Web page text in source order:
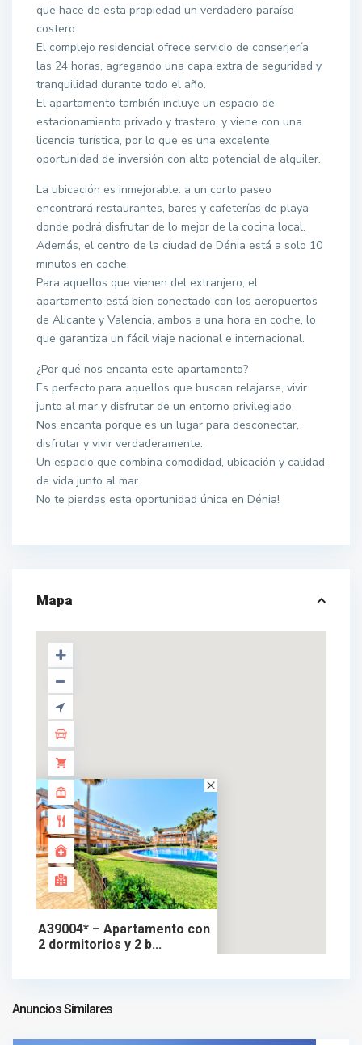
que hace de esta propiedad un verdadero paraíso
costero.
El complejo residencial ofrece servicio de conserjería
las 24 horas, agregando una capa extra de seguridad y
tranquilidad durante todo el año.
El apartamento también incluye un espacio de
estacionamiento privado y trastero, y viene con una
licencia turística, por lo que es una excelente
oportunidad de inversión con alto potencial de alquiler.
La ubicación es inmejorable: a un corto paseo
encontrará restaurantes, bares y cafeterías de playa
donde podrá disfrutar de lo mejor de la cocina local.
Además, el centro de la ciudad de Dénia está a solo 10
minutos en coche.
Para aquellos que vienen del extranjero, el
apartamento está bien conectado con los aeropuertos
de Alicante y Valencia, ambos a una hora en coche, lo
que garantiza un fácil viaje nacional e internacional.
¿Por qué nos encanta este apartamento?
Es perfecto para aquellos que buscan relajarse, vivir
junto al mar y disfrutar de un entorno privilegiado.
Nos encanta porque es un lugar para desconectar,
disfrutar y vivir verdaderamente.
Un espacio que combina comodidad, ubicación y calidad
de vida junto al mar.
No te pierdas esta oportunidad única en Dénia!
Mapa
450.000 €
A39004* – Apartamento con
2 dormitorios y 2 b...
450.000 €
Anuncios Similares